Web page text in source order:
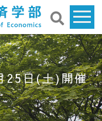
25日(土)開催